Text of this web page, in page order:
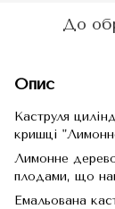
До
Опис
Каструля
кришці
Лимонне
плодами, що
Емальована